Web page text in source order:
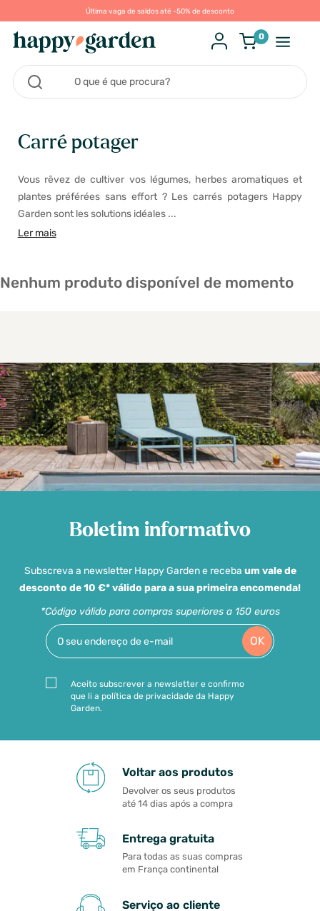
Última vaga de saldos até -50% de desconto
0
Carré potager
Vous rêvez de cultiver vos légumes, herbes aromatiques et
plantes préférées sans effort ? Les carrés potagers Happy
Garden sont les solutions idéales ...
Ler mais
Nenhum produto disponível de momento
Boletim informativo
Subscreva a newsletter Happy Garden e receba um vale de
desconto de 10 €* válido para a sua primeira encomenda!
*Código válido para compras superiores a 150 euros
OK
Aceito subscrever a newsletter e confirmo
que li a política de privacidade da Happy
Garden.
Voltar aos produtos
Devolver os seus produtos
até 14 dias após a compra
Entrega gratuita
Para todas as suas compras
em França continental
Serviço ao cliente